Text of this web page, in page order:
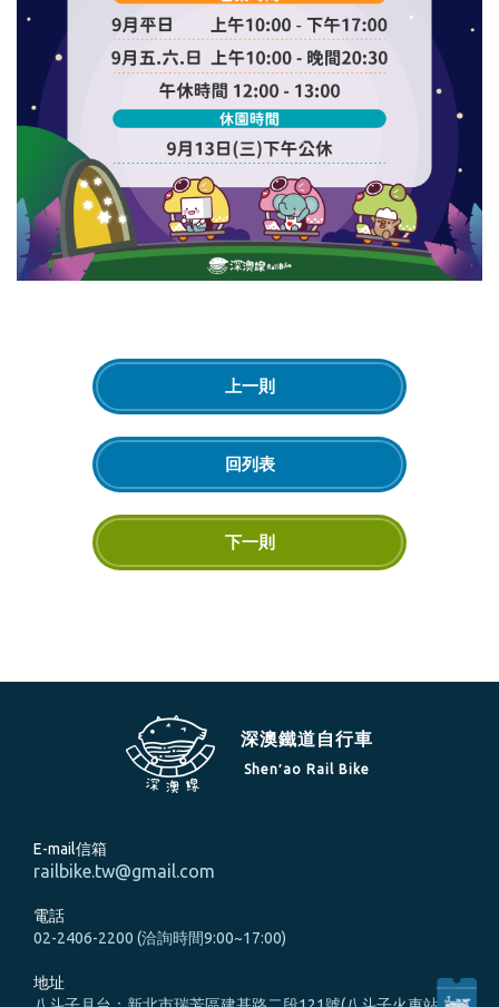
上一則
回列表
下一則
深澳鐵道自行車
Shen′ao Rail Bike
E-mail信箱
railbike.tw@gmail.com
電話
02-2406-2200 (洽詢時間9:00~17:00)
地址